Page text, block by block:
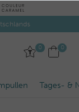
0 0
Tages- &